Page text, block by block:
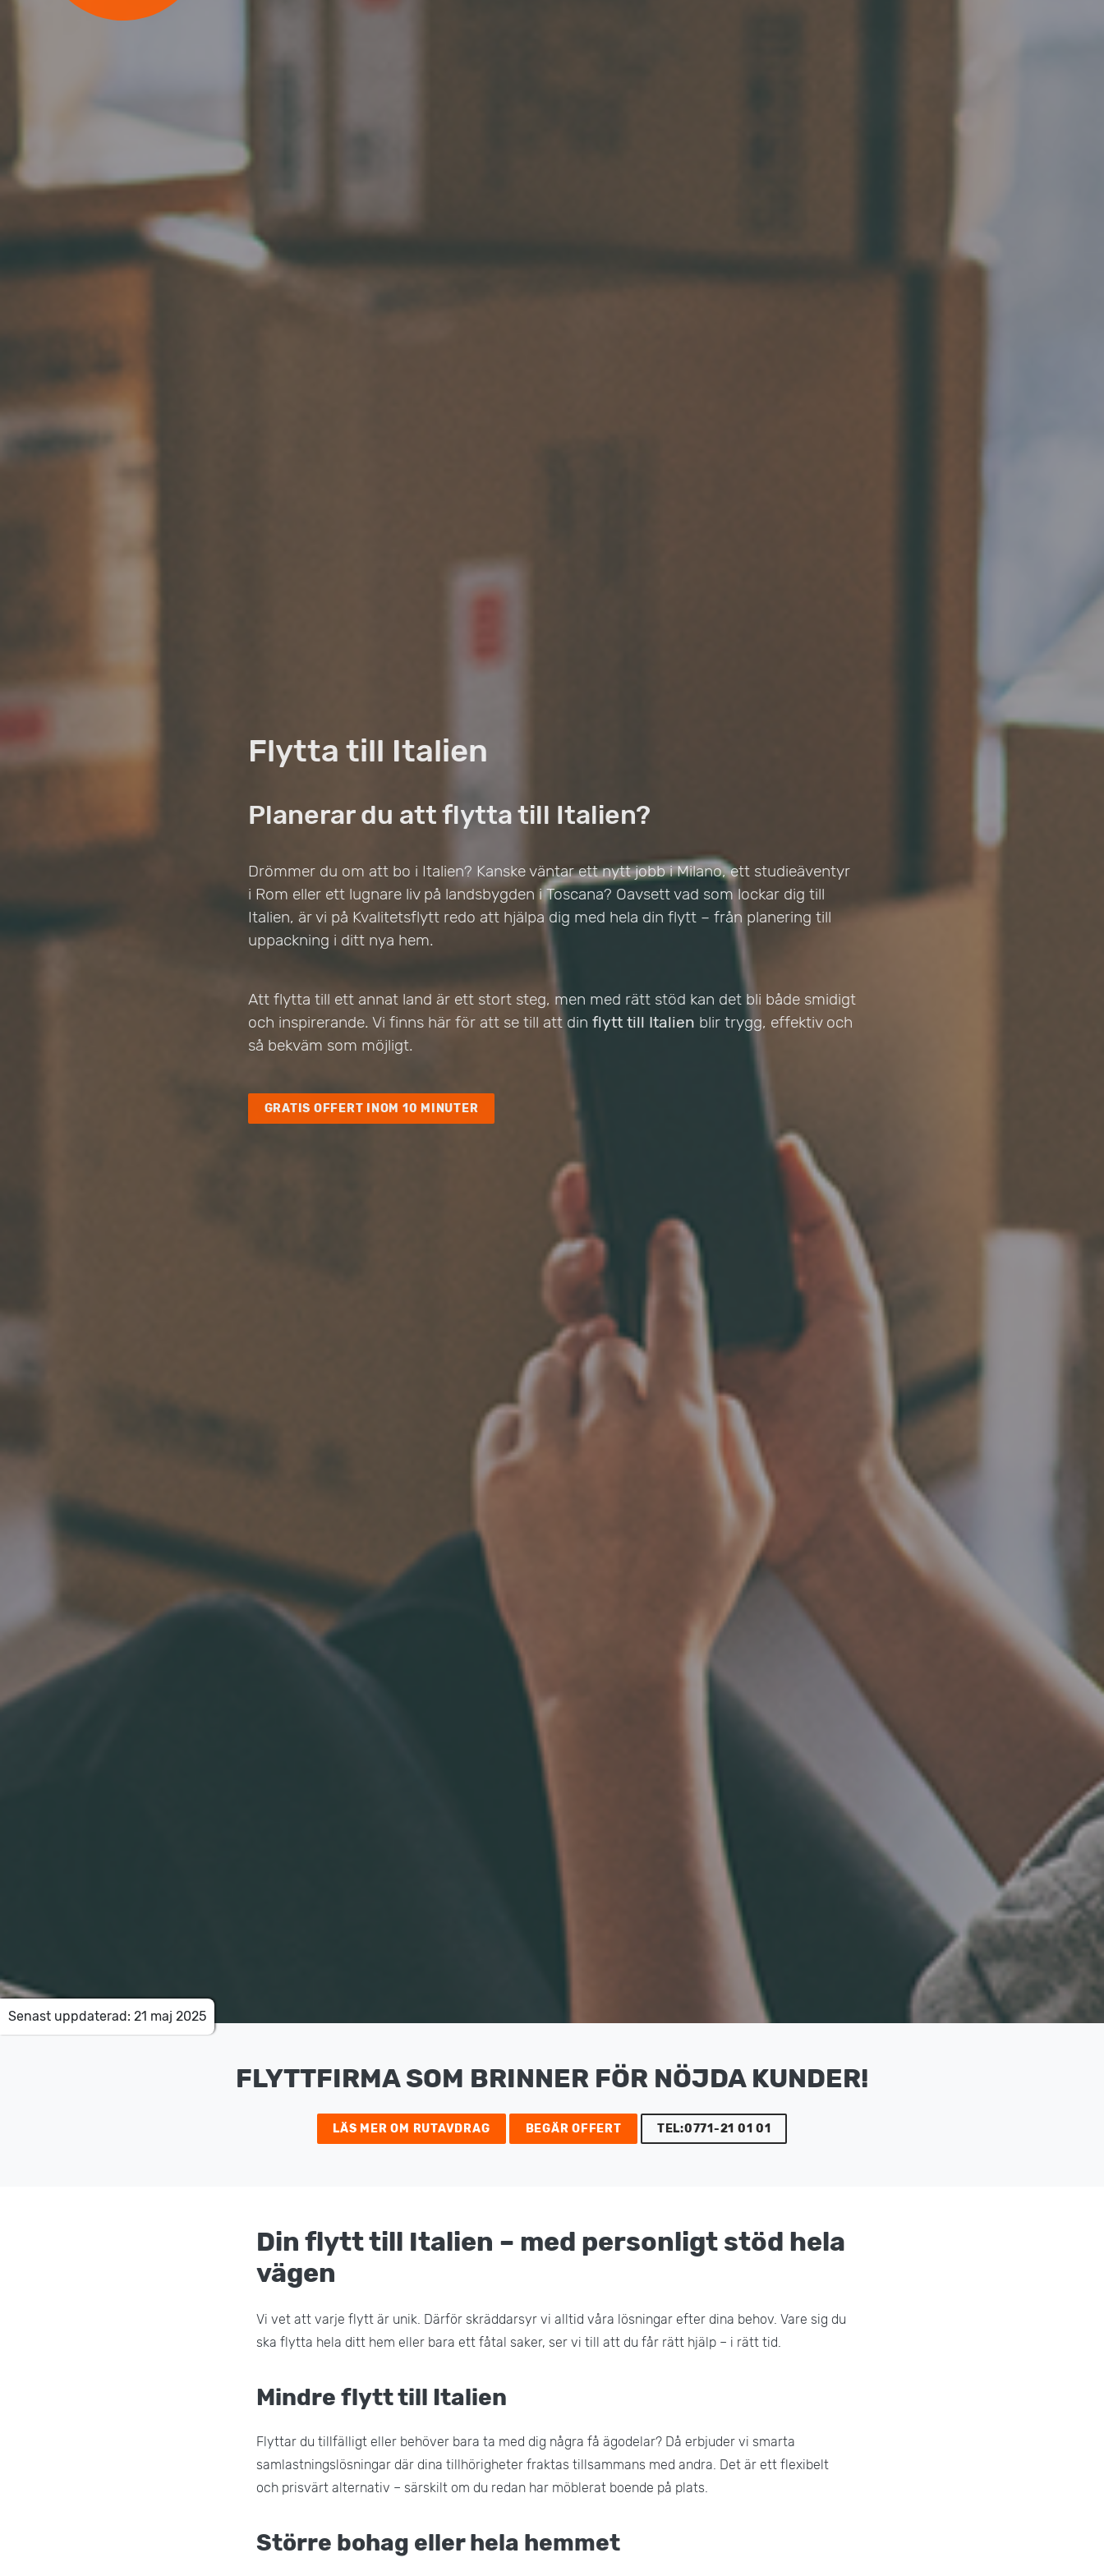
Flytta till Italien
Planerar du att flytta till Italien?
Drömmer du om att bo i Italien? Kanske väntar ett nytt jobb i Milano, ett studieäventyr
i Rom eller ett lugnare liv på landsbygden i Toscana? Oavsett vad som lockar dig till
Italien, är vi på Kvalitetsflytt redo att hjälpa dig med hela din flytt – från planering till
uppackning i ditt nya hem.
Att flytta till ett annat land är ett stort steg, men med rätt stöd kan det bli både smidigt
och inspirerande. Vi finns här för att se till att din flytt till Italien blir trygg, effektiv och
så bekväm som möjligt.
GRATIS OFFERT INOM 10 MINUTER
Senast uppdaterad: 21 maj 2025
FLYTTFIRMA SOM BRINNER FÖR NÖJDA KUNDER!
LÄS MER OM RUTAVDRAG BEGÄR OFFERT TEL:0771-21 01 01
Din flytt till Italien – med personligt stöd hela
vägen
Vi vet att varje flytt är unik. Därför skräddarsyr vi alltid våra lösningar efter dina behov. Vare sig du
ska flytta hela ditt hem eller bara ett fåtal saker, ser vi till att du får rätt hjälp – i rätt tid.
Mindre flytt till Italien
Flyttar du tillfälligt eller behöver bara ta med dig några få ägodelar? Då erbjuder vi smarta
samlastningslösningar där dina tillhörigheter fraktas tillsammans med andra. Det är ett flexibelt
och prisvärt alternativ – särskilt om du redan har möblerat boende på plats.
Större bohag eller hela hemmet